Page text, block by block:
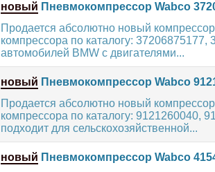
новый Пневмокомпрессор Wabco
Продается абсолютно новый
компрессора по каталогу:
автомобилей BMW с двигателями...
новый Пневмокомпрессор Wabco
Продается абсолютно новый
компрессора по каталогу: 9121260040,
подходит для сельскохозяйственной...
новый Пневмокомпрессор Wabco